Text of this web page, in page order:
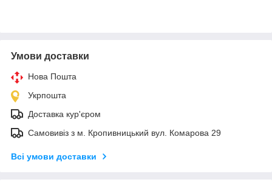
Умови доставки
Нова Пошта
Укрпошта
Доставка кур'єром
Самовивіз з м. Кропивницький вул. Комарова 29
Всі умови доставки